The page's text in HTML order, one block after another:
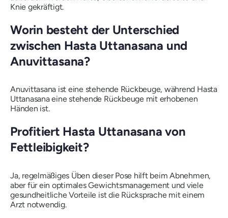
Knie gekräftigt.
Worin besteht der Unterschied
zwischen Hasta Uttanasana und
Anuvittasana?
Anuvittasana ist eine stehende Rückbeuge, während Hasta
Uttanasanaeine stehende Rückbeuge mit erhobenen
Händen ist.
Profitiert Hasta Uttanasana von
Fettleibigkeit?
Ja, regelmäßiges Üben dieser Pose hilft beim Abnehmen,
aber für ein optimales Gewichtsmanagement und viele
gesundheitliche Vorteile ist die Rücksprache mit einem
Arzt notwendig.